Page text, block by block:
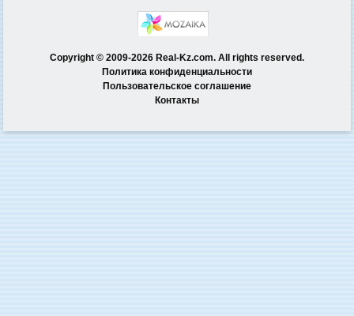
Copyright © 2009-2026 Real-Kz.com. All rights reserved.
Политика конфиденциальности
Пользовательское соглашение
Контакты